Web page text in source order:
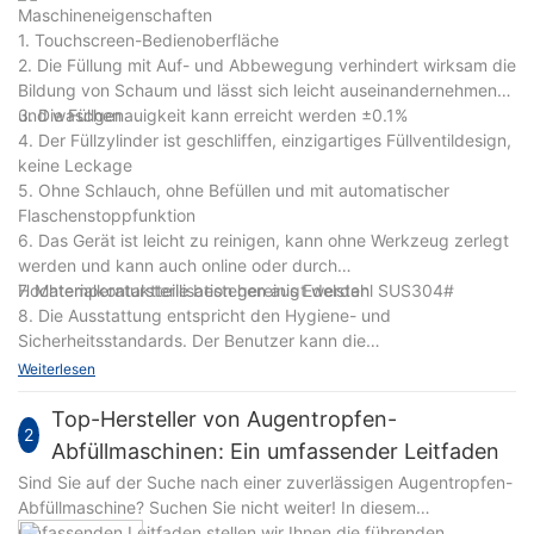
Maschineneigenschaften
1. Touchscreen-Bedienoberfläche
2. Die Füllung mit Auf- und Abbewegung verhindert wirksam die
Bildung von Schaum und lässt sich leicht auseinandernehmen
und waschen
3. Die Füllgenauigkeit kann erreicht werden ±0.1%
4. Der Füllzylinder ist geschliffen, einzigartiges Füllventildesign,
keine Leckage
5. Ohne Schlauch, ohne Befüllen und mit automatischer
Flaschenstoppfunktion
6. Das Gerät ist leicht zu reinigen, kann ohne Werkzeug zerlegt
werden und kann auch online oder durch
Hochtemperatursterilisation gereinigt werden
7. Materialkontaktteile bestehen aus Edelstahl SUS304#
8. Die Ausstattung entspricht den Hygiene- und
Sicherheitsstandards. Der Benutzer kann die
Glasschutzabdeckung wählen.
Weiterlesen
2
Top-Hersteller von Augentropfen-
Abfüllmaschinen: Ein umfassender Leitfaden
Sind Sie auf der Suche nach einer zuverlässigen Augentropfen-
Abfüllmaschine? Suchen Sie nicht weiter! In diesem